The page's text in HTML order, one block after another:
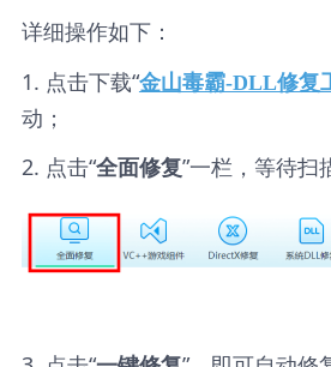
详细操作如下：
1. 点击下载“金山毒霸-DLL修复
动；
2. 点击“全面修复”一栏，等待扫